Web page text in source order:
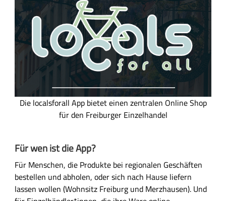
o
g
o
v
Die localsforall App bietet einen zentralen Online Shop
für den Freiburger Einzelhandel
Für wen ist die App?
Für Menschen, die Produkte bei regionalen Geschäften
bestellen und abholen, oder sich nach Hause liefern
lassen wollen (Wohnsitz Freiburg und Merzhausen). Und